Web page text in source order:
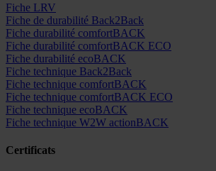
Fiche LRV
Fiche de durabilité Back2Back
Fiche durabilité comfortBACK
Fiche durabilité comfortBACK ECO
Fiche durabilité ecoBACK
Fiche technique Back2Back
Fiche technique comfortBACK
Fiche technique comfortBACK ECO
Fiche technique ecoBACK
Fiche technique W2W actionBACK
Certificats